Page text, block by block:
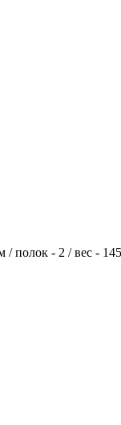
- 2 / вес -